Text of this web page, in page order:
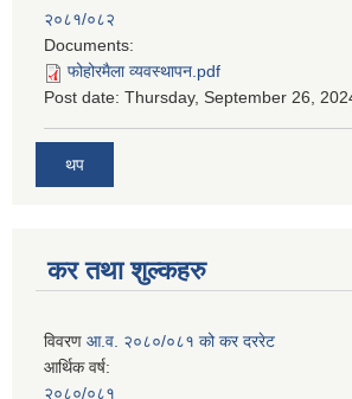
२०८१/०८२
Documents:
फोहोरमैला व्यवस्थापन.pdf
Post date: Thursday, September 26,
थप
कर तथा शुल्कहरु
विवरण आ.व. २०८०/०८१ को कर दररेट
आर्थिक वर्ष:
२०८०/०८१